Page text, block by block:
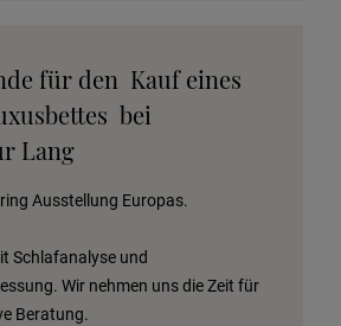
anfordern
Beratung anfordern
vereinbaren
im Hotel
für den Kauf eines
bei
Lang
Ausstellung Europas.
Schlafanalyse und
Wir nehmen uns die Zeit für
Beratung.